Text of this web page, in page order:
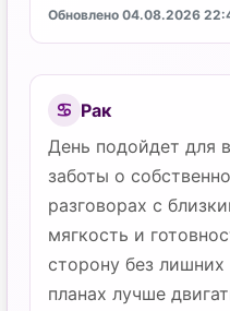
Обновлено 04.08.2026
♋ Рак
День подойдет для
заботы о
разговорах с
мягкость и
сторону без
планах лучше